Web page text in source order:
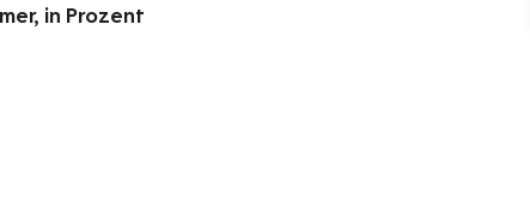
in Prozent